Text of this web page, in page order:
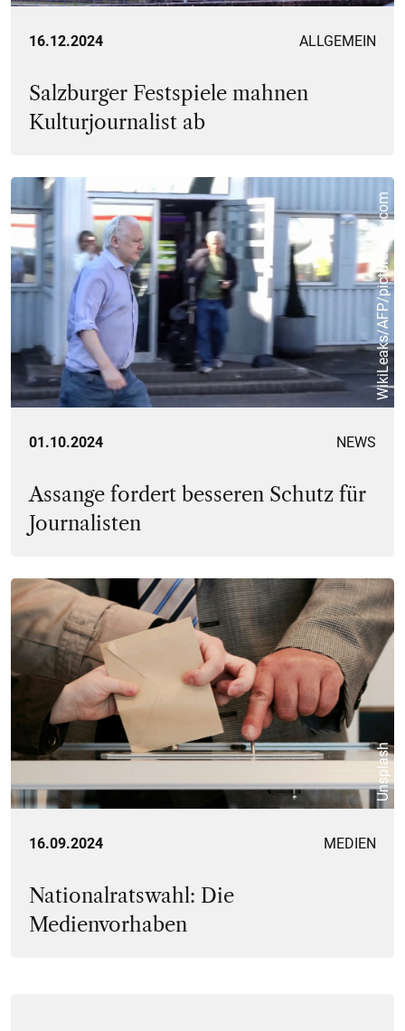
16.12.2024 ALLGEMEIN
Salzburger Festspiele mahnen
Kulturjournalist ab
WikiLeaks/AFP/picturedesk.com
01.10.2024 NEWS
Assange fordert besseren Schutz für
Journalisten
Unsplash
16.09.2024 MEDIEN
Nationalratswahl: Die
Medienvorhaben